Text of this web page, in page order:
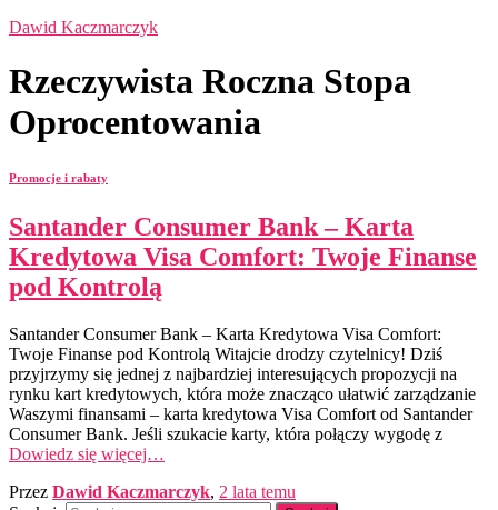
Dawid Kaczmarczyk
Rzeczywista Roczna Stopa
Oprocentowania
Promocje i rabaty
Santander Consumer Bank – Karta
Kredytowa Visa Comfort: Twoje Finanse
pod Kontrolą
Santander Consumer Bank – Karta Kredytowa Visa Comfort:
Twoje Finanse pod Kontrolą Witajcie drodzy czytelnicy! Dziś
przyjrzymy się jednej z najbardziej interesujących propozycji na
rynku kart kredytowych, która może znacząco ułatwić zarządzanie
Waszymi finansami – karta kredytowa Visa Comfort od Santander
Consumer Bank. Jeśli szukacie karty, która połączy wygodę z
Dowiedz się więcej…
Przez Dawid Kaczmarczyk, 2 lata temu